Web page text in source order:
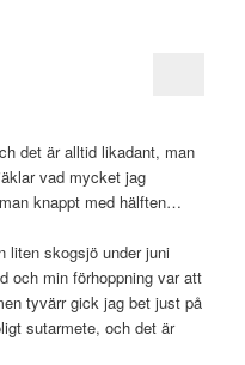
det är alltid likadant, man
vad mycket jag
knappt med hälften…
liten skogsjö under juni
och min förhoppning var att
tyvärr gick jag bet just på
sutarmete, och det är